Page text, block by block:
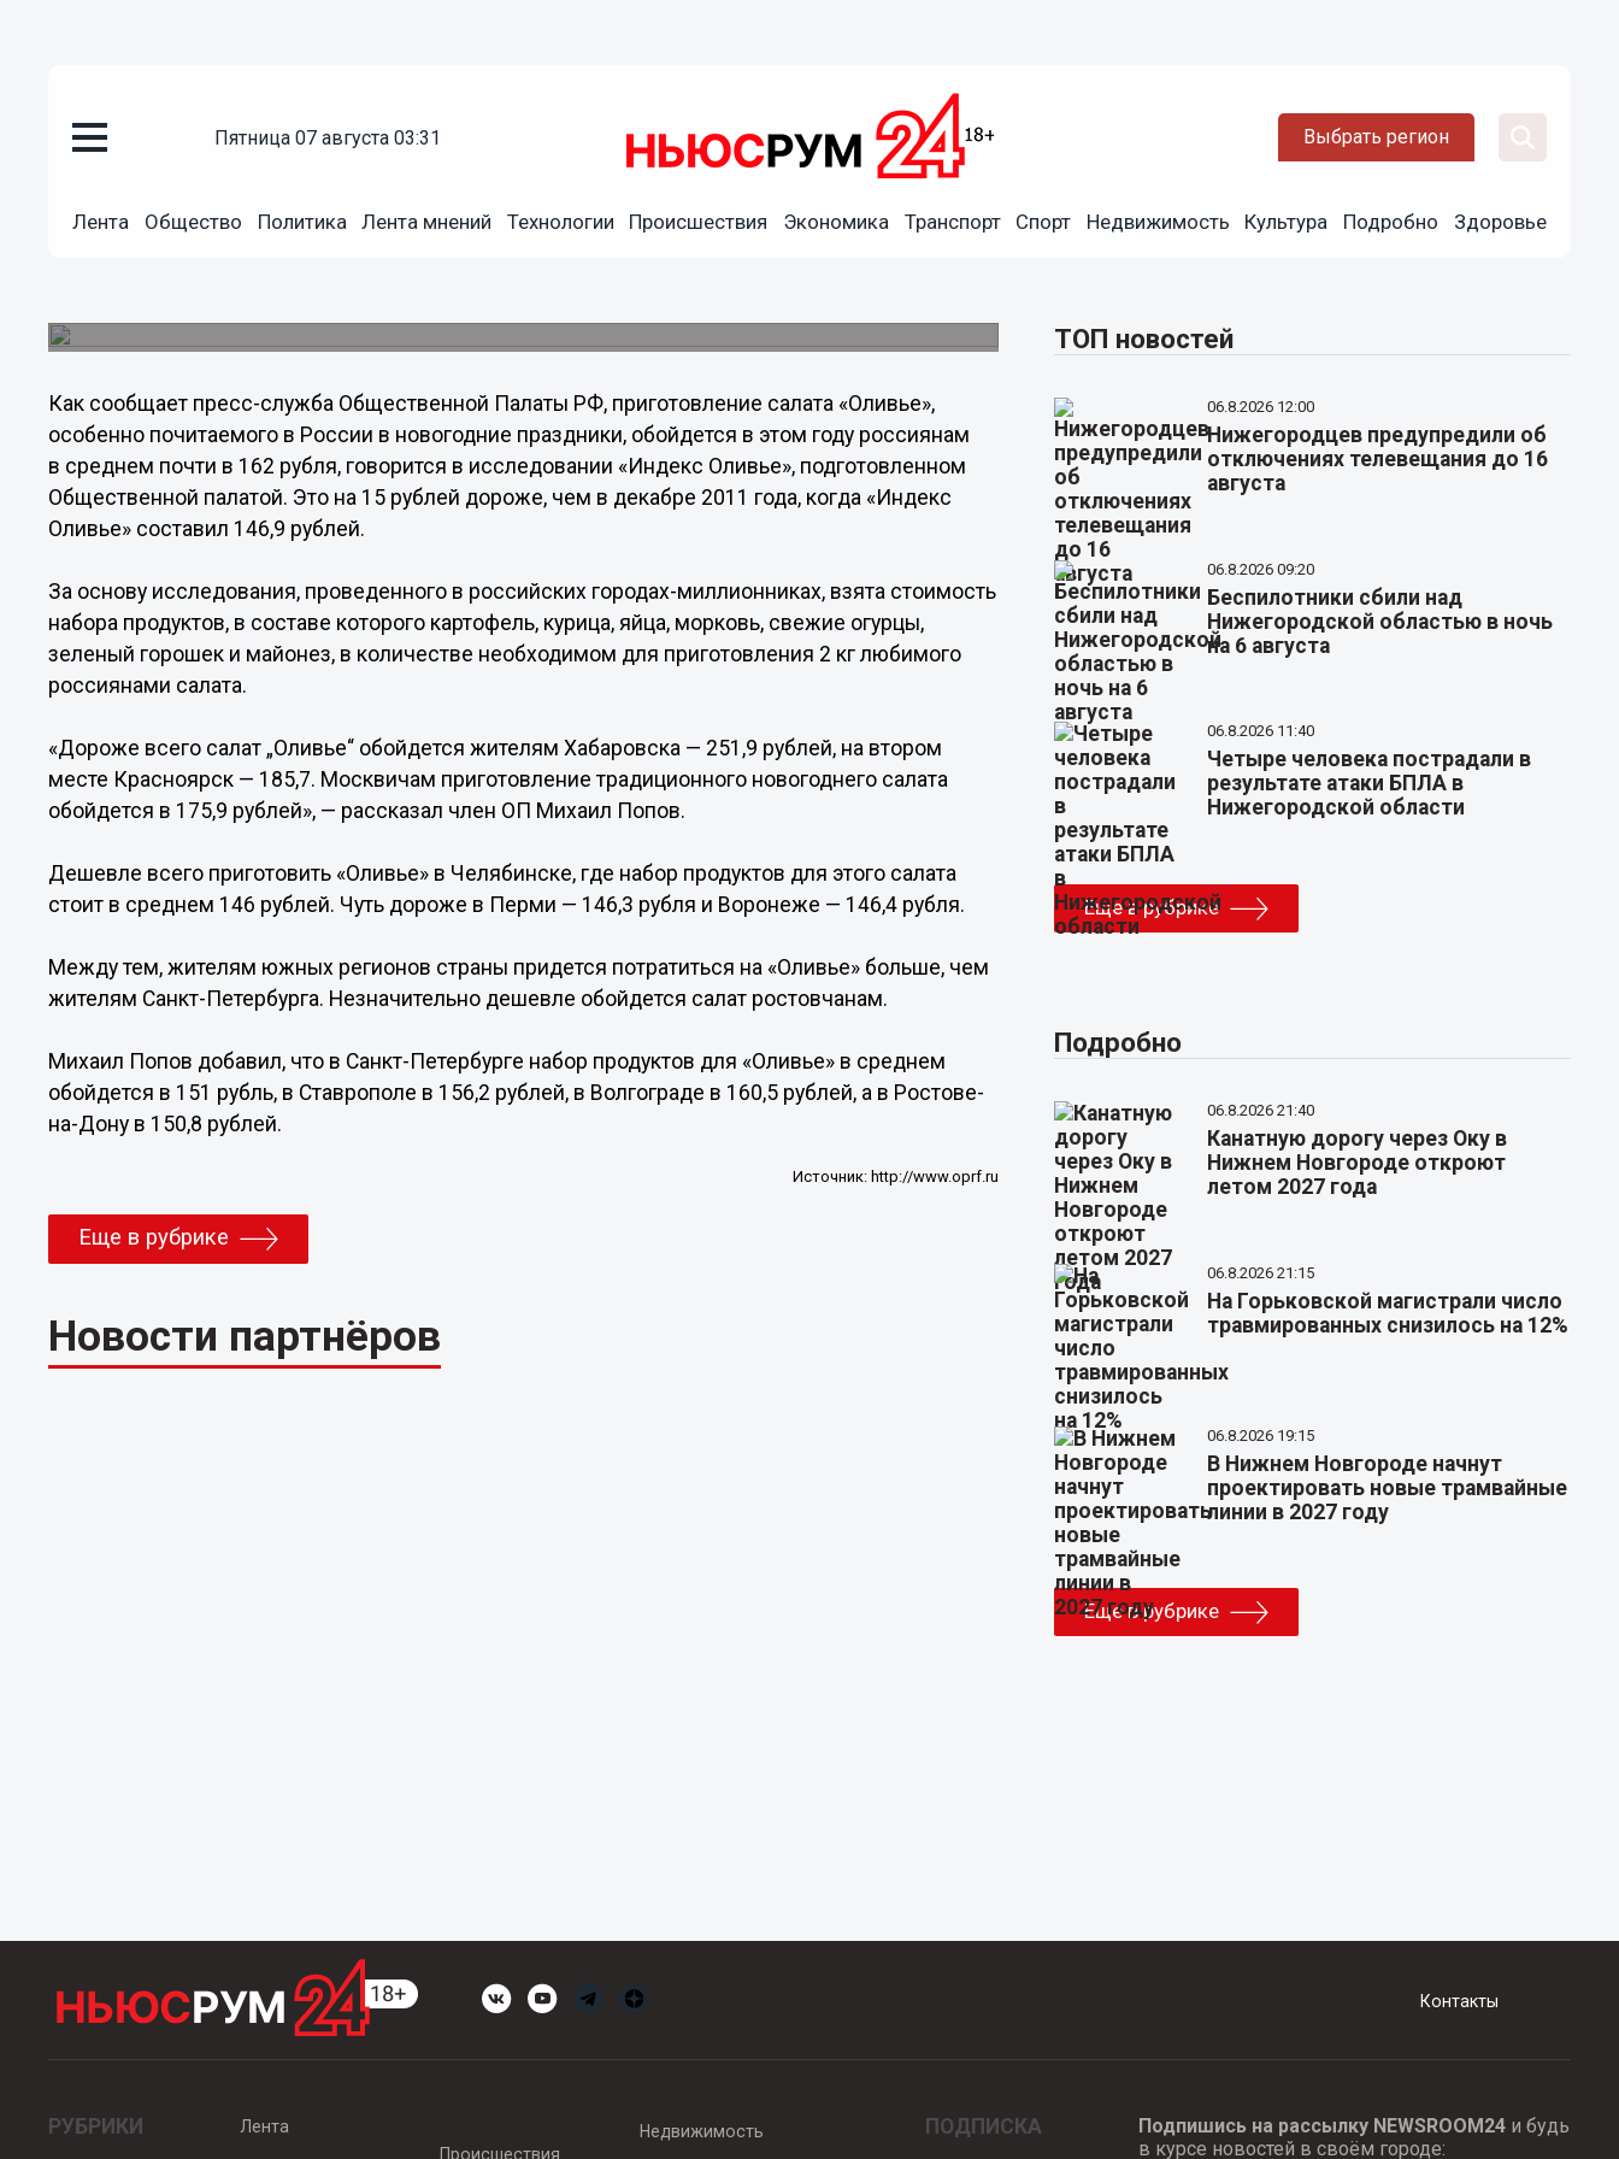
пятница 07 августа 03:31 Выбрать регион
Лента Общество Политика Лента мнений Технологии Происшествия Экономика Транспорт Спорт Недвижимость Культура Подробно Здоровье
29.12.201220:34
Как сообщает пресс-служба Общественной Палаты РФ, приготовление салата «Оливье»,
особенно почитаемого в России в новогодние праздники, обойдется в этом году россиянам
в среднем почти в 162 рубля, говорится в исследовании «Индекс Оливье», подготовленном
Общественной палатой. Это на 15 рублей дороже, чем в декабре 2011 года, когда «Индекс
Оливье» составил 146,9 рублей.
За основу исследования, проведенного в российских городах-миллионниках, взята стоимость
набора продуктов, в составе которого картофель, курица, яйца, морковь, свежие огурцы,
зеленый горошек и майонез, в количестве необходимом для приготовления 2 кг любимого
россиянами салата.
«Дороже всего салат „Оливье“ обойдется жителям Хабаровска — 251,9 рублей, на втором
месте Красноярск — 185,7. Москвичам приготовление традиционного новогоднего салата
обойдется в 175,9 рублей», — рассказал член ОП Михаил Попов.
Дешевле всего приготовить «Оливье» в Челябинске, где набор продуктов для этого салата
стоит в среднем 146 рублей. Чуть дороже в Перми — 146,3 рубля и Воронеже — 146,4 рубля.
Между тем, жителям южных регионов страны придется потратиться на «Оливье» больше, чем
жителям Санкт-Петербурга. Незначительно дешевле обойдется салат ростовчанам.
Михаил Попов добавил, что в Санкт-Петербурге набор продуктов для «Оливье» в среднем
обойдется в 151 рубль, в Ставрополе в 156,2 рублей, в Волгограде в 160,5 рублей, а в Ростове-
на-Дону в 150,8 рублей.
Источник: http://www.oprf.ru
Еще в рубрике
Новости партнёров
ТОП новостей
06.8.2026 12:00
Нижегородцев предупредили об
отключениях телевещания до 16
августа
06.8.2026 09:20
Беспилотники сбили над
Нижегородской областью в ночь
на 6 августа
06.8.2026 11:40
Четыре человека пострадали в
результате атаки БПЛА в
Нижегородской области
Еще в рубрике
Подробно
06.8.2026 21:40
Канатную дорогу через Оку в
Нижнем Новгороде откроют
летом 2027 года
06.8.2026 21:15
На Горьковской магистрали число
травмированных снизилось на 12%
06.8.2026 19:15
В Нижнем Новгороде начнут
проектировать новые трамвайные
линии в 2027 году
Еще в рубрике
Контакты
РУБРИКИ
Лента
Происшествия
Недвижимость ПОДПИСКА Подпишись на рассылку NEWSROOM24и будь
в курсе новостей в своём городе: